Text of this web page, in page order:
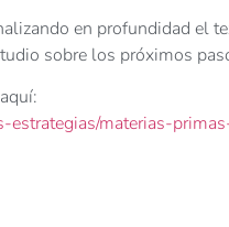
en profundidad el
sobre los próximos
materias-